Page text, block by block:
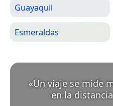
Guayaquil
Esmeraldas
«Un viaje se mide
en la